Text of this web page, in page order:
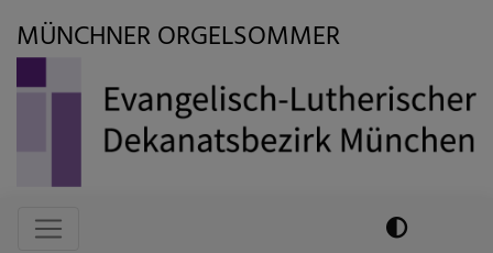
zum
Inhalt
MÜNCHNER ORGELSOMMER
Hauptnavigation